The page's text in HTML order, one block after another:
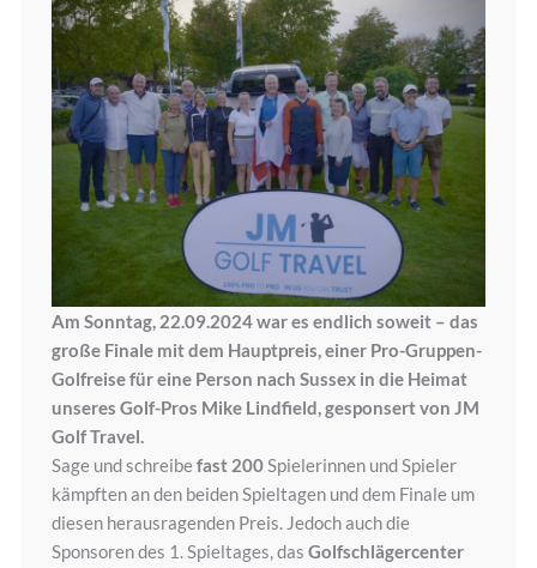
Am Sonntag, 22.09.2024 war es endlich soweit – das
große Finale mit dem Hauptpreis, einer Pro-Gruppen-
Golfreise für eine Person nach Sussex in die Heimat
unseres Golf-Pros Mike Lindfield, gesponsert von JM
Golf Travel.
Sage und schreibefast 200Spielerinnen und Spieler
kämpften an den beiden Spieltagen und dem Finale um
diesen herausragenden Preis. Jedoch auch die
Sponsoren des 1. Spieltages, das Golfschlägercenter